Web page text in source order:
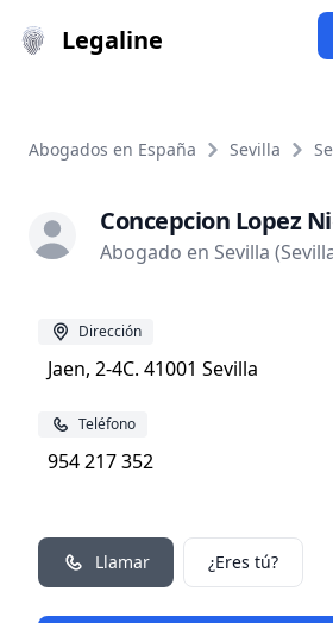
Legaline
Abogados en España Sevilla
Concepcion Lopez
Abogado en Sevilla
Dirección
Jaen, 2-4C. 41001 Sevilla
Teléfono
954 217 352
Llamar ¿Eres tú?